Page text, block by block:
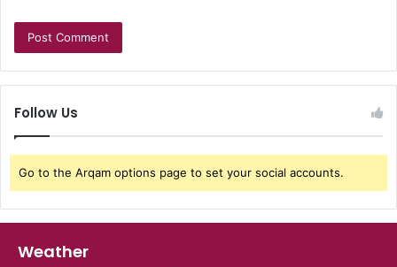
Follow Us
Go to the Arqam options page to set your social accounts.
Weather